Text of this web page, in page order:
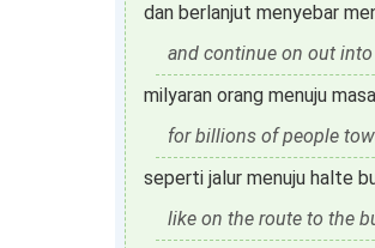
dan berlanjut menyebar
and continue on out
milyaran orang menuju
for billions of people
seperti jalur menuju halte
like on the route to the